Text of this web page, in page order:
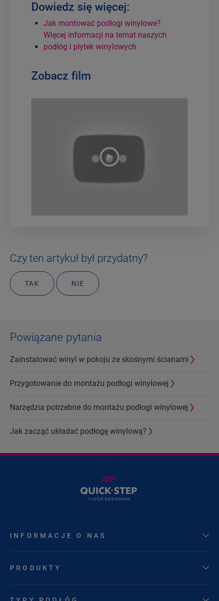
Dowiedz się więcej:
Jak montować podłogi winylowe?
Więcej informacji na temat naszych
podłóg i płytek winylowych
Zobacz film
Czy ten artykuł był przydatny?
TAK NIE
Powiązane pytania
Zainstalować winyl w pokoju ze skośnymi ścianami
Przygotowanie do montażu podłogi winylowej
Narzędzia potrzebne do montażu podłogi winylowej
Jak zacząć układać podłogę winylową?
INFORMACJE O NAS
PRODUKTY